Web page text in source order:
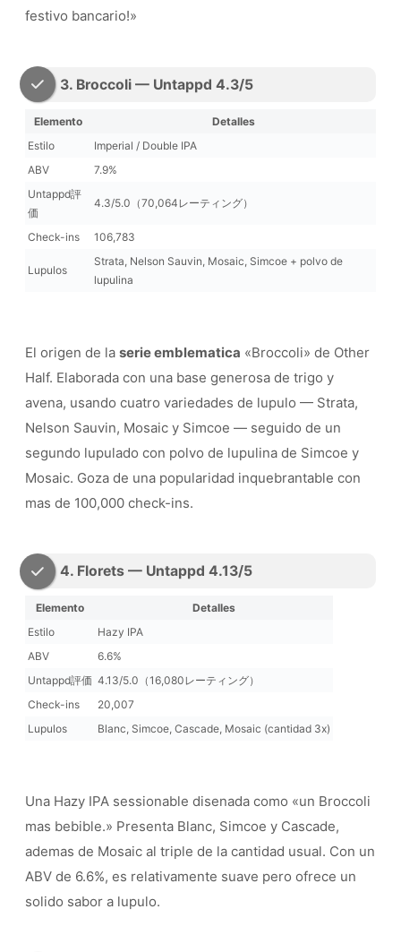
festivo bancario!»
3. Broccoli — Untappd 4.3/5
Elemento
Detalles
Estilo
Imperial / Double IPA
ABV
7.9%
Untappd評
価
4.3/5.0（70,064レーティング）
Check-ins 106,783
Lupulos
Strata, Nelson Sauvin, Mosaic, Simcoe + polvo de
lupulina
El origen de la serie emblematica «Broccoli» de Other
Half. Elaborada con una base generosa de trigo y
avena, usando cuatro variedades de lupulo — Strata,
Nelson Sauvin, Mosaic y Simcoe — seguido de un
segundo lupulado con polvo de lupulina de Simcoe y
Mosaic. Goza de una popularidad inquebrantable con
mas de 100,000 check-ins.
4. Florets — Untappd 4.13/5
Elemento
Detalles
Estilo
Hazy IPA
ABV
6.6%
Untappd評価 4.13/5.0（16,080レーティング）
Check-ins
20,007
Lupulos
Blanc, Simcoe, Cascade, Mosaic (cantidad 3x)
Una Hazy IPA sessionable disenada como «un Broccoli
mas bebible.» Presenta Blanc, Simcoe y Cascade,
ademas de Mosaic al triple de la cantidad usual. Con un
ABV de 6.6%, es relativamente suave pero ofrece un
solido sabor a lupulo.